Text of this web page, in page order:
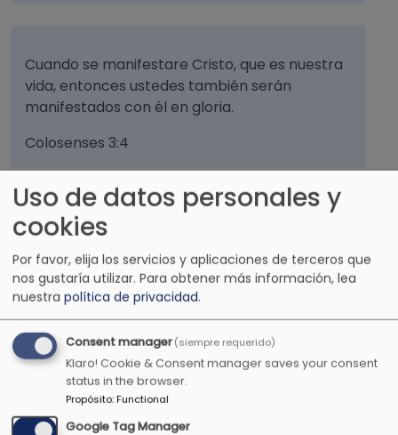
Cuando se manifestare Cristo, que es nuestra
vida, entonces ustedes también serán
manifestados con él en gloria.
Colosenses 3:4
Me has guiado según tu consejo, y después me
recibirás en la gloria.
Salmos 73:24
Y dijo al hombre, he aquí que el temor del
Señor es la sabiduría y el apartarse del mal, la
inteligencia.
Uso de datos personales y
cookies
Por favor, elija los servicios y aplicaciones de terceros que
nos gustaría utilizar. Para obtener más información, lea
nuestra política de privacidad.
Consent manager(siempre requerido)
Klaro! Cookie & Consent manager saves your consent
status in the browser.
Propósito:Functional
Google Tag Manager